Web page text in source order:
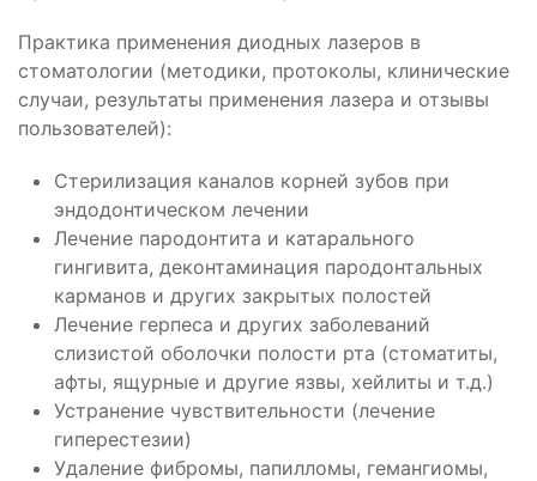
Практика применения диодных лазеров в
стоматологии (методики, протоколы, клинические
случаи, результаты применения лазера и отзывы
пользователей):
Стерилизация каналов корней зубов при
эндодонтическом лечении
Лечение пародонтита и катарального
гингивита, деконтаминация пародонтальных
карманов и других закрытых полостей
Лечение герпеса и других заболеваний
слизистой оболочки полости рта (стоматиты,
афты, ящурные и другие язвы, хейлиты и т.д.)
Устранение чувствительности (лечение
гиперестезии)
Удаление фибромы, папилломы, гемангиомы,